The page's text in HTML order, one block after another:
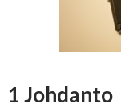
1 Johdanto